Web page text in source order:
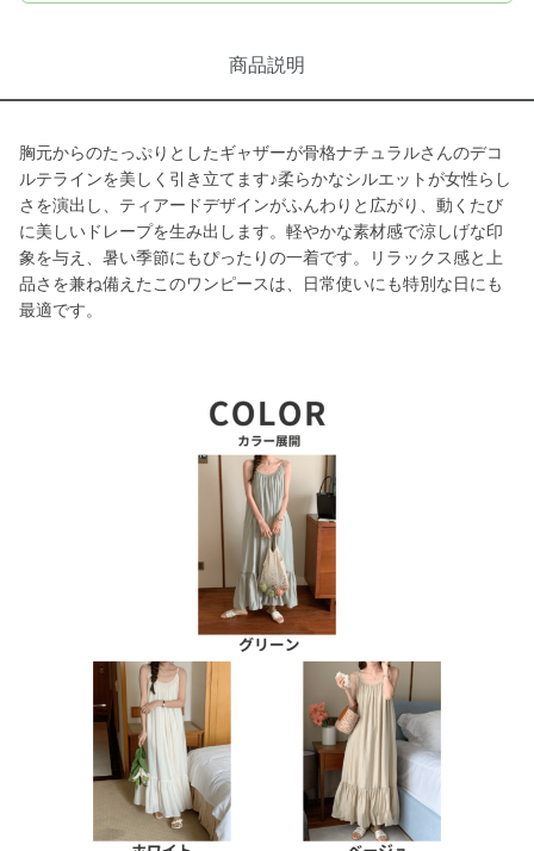
商品説明
胸元からのたっぷりとしたギャザーが骨格ナチュラルさんのデコ
ルテラインを美しく引き立てます♪柔らかなシルエットが女性らし
さを演出し、ティアードデザインがふんわりと広がり、動くたび
に美しいドレープを生み出します。軽やかな素材感で涼しげな印
象を与え、暑い季節にもぴったりの一着です。リラックス感と上
品さを兼ね備えたこのワンピースは、日常使いにも特別な日にも
最適です。